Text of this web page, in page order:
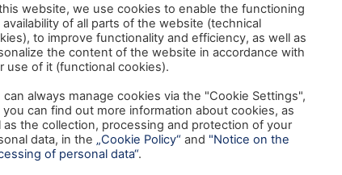
website, we use cookies to enable the functioning
availability of all parts of the website (technical
to improve functionality and efficiency, as well as
the content of the website in accordance with
use of it (functional cookies).
can always manage cookies via the "Cookie Settings",
you can find out more information about cookies, as
as the collection, processing and protection of your
data, in the „Cookie Policy“ and "Notice on the
of personal data“.